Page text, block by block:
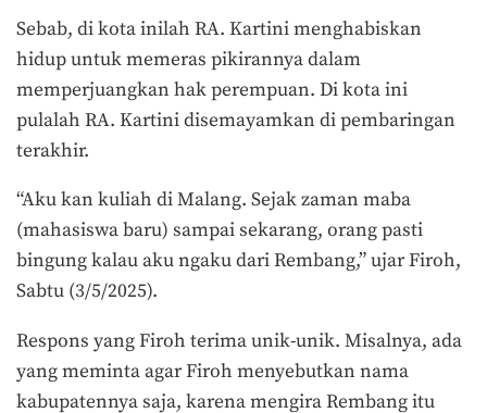
Sebab, di kota inilah RA. Kartini menghabiskan
hidup untuk memeras pikirannya dalam
memperjuangkan hak perempuan. Di kota ini
pulalah RA. Kartini disemayamkan di pembaringan
terakhir.
“Aku kan kuliah di Malang. Sejak zaman maba
(mahasiswa baru) sampai sekarang, orang pasti
bingung kalau aku ngaku dari Rembang,” ujar Firoh,
Sabtu (3/5/2025).
Respons yang Firoh terima unik-unik. Misalnya, ada
yang meminta agar Firoh menyebutkan nama
kabupatennya saja, karena mengira Rembang itu